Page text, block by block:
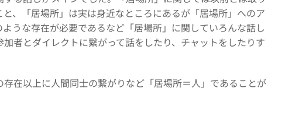
、「居場所」は実は身近なところにあるが「居場所」へのア
うな存在が必要であるなど「居場所」に関していろんな話し
者とダイレクトに繋がって話をしたり、チャットをしたりす
在以上に人間同士の繋がりなど「居場所＝人」であることが